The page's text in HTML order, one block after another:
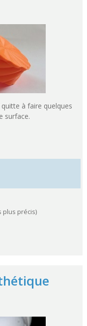
à faire quelques
surface.
plus précis)